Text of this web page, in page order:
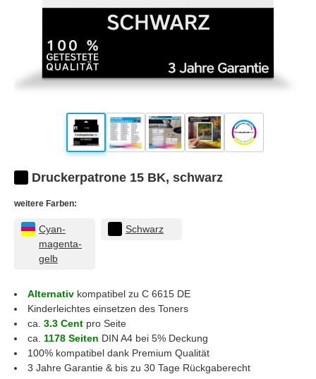
Druckerpatrone 15 BK, schwarz
weitere Farben:
Cyan-
magenta-
gelb
Schwarz
Alternativ kompatibel zu C 6615 DE
Kinderleichtes einsetzen des Toners
ca. 3.3 Cent pro Seite
ca. 1178 Seiten DIN A4 bei 5% Deckung
100% kompatibel dank Premium Qualität
3 Jahre Garantie & bis zu 30 Tage Rückgaberecht